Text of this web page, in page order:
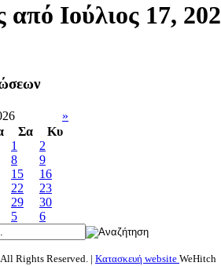
Ιούλιος 17,
»
Σα
Κυ
1
2
8
9
15
16
22
23
29
30
5
6
Rights Reserved. | Κατασκευή website WeHitch